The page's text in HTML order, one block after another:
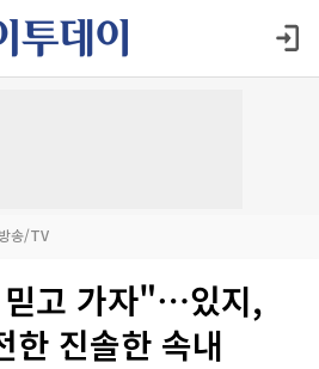
방송/TV
고 가자"⋯있지,
한 진솔한 속내